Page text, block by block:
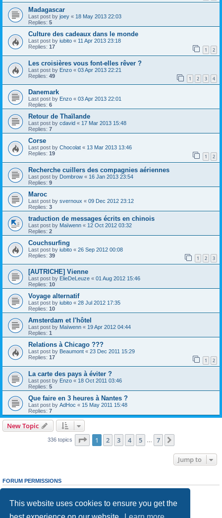
This website uses cookies to ensure you get the
Madagascar
Last post by joey « 18 May 2013 22:03
Replies: 5
Culture des cadeaux dans le monde
Last post by iubito « 11 Apr 2013 23:18
Replies: 17 1 2
Les croisières vous font-elles rêver ?
Last post by Enzo « 03 Apr 2013 22:21
Replies: 49 1 2 3 4
Danemark
Last post by Enzo « 03 Apr 2013 22:01
Replies: 6
Retour de Thaïlande
Last post by cdavid « 17 Mar 2013 15:48
Replies: 7
Corse
Last post by Chocolat « 13 Mar 2013 13:46
Replies: 19 1 2
Recherche cuillers des compagnies aériennes
Last post by Dombrow « 16 Jan 2013 23:54
Replies: 9
Maroc
Last post by svernoux « 09 Dec 2012 23:12
Replies: 3
traduction de messages écrits en chinois
Last post by Maïwenn « 12 Oct 2012 03:32
Replies: 2
Couchsurfing
Last post by iubito « 26 Sep 2012 00:08
Replies: 39 1 2 3
[AUTRICHE] Vienne
Last post by ElieDeLeuze « 01 Aug 2012 15:46
Replies: 10
Voyage alternatif
Last post by iubito « 28 Jul 2012 17:35
Replies: 10
Amsterdam et l'hôtel
Last post by Maïwenn « 19 Apr 2012 04:44
Replies: 1
Relations à Chicago ???
Last post by Beaumont « 23 Dec 2011 15:29
Replies: 17 1 2
La carte des pays à éviter ?
Last post by Enzo « 18 Oct 2011 03:46
Replies: 5
Que faire en 3 heures à Nantes ?
Last post by AdHoc « 15 May 2011 15:48
Replies: 7
New Topic
336 topics Page 1of 7
1 2 3 4 5 7
Jump to
FORUM PERMISSIONS
Youcannotpost new topics in this forum
cannotedit your posts in this forum